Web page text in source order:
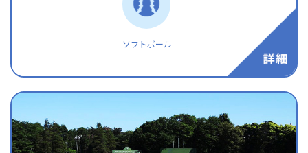
ソフトボール